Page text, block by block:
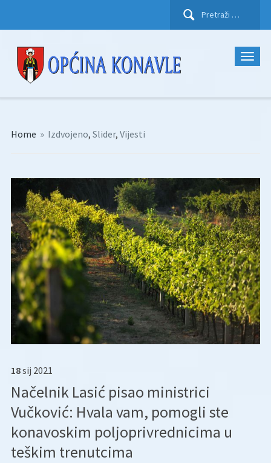
Pretraži:
Home » Izdvojeno, Slider, Vijesti
18sij 2021
Načelnik Lasić pisao ministrici
Vučković: Hvala vam, pomogli ste
konavoskim poljoprivrednicima u
teškim trenutcima